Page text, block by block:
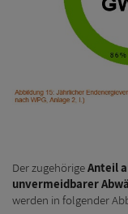
Der zugehörigeAnteil
unvermeidbarer
werden in folgender